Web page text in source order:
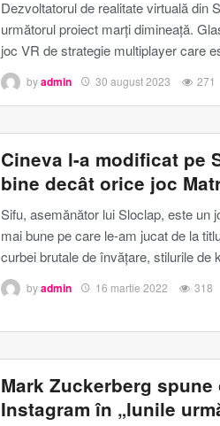
Dezvoltatorul de realitate virtuală din
următorul proiect marți dimineață.
joc VR de strategie multiplayer care
by admin 30 august 2023 271
Cineva l-a modificat pe
bine decât orice joc
Sifu, asemănător lui Sloclap, este un
mai bune pe care le-am jucat de la
curbei brutale de învățare, stilurile de
by admin 16 martie 2022 318
Mark Zuckerberg
Instagram în „lunile